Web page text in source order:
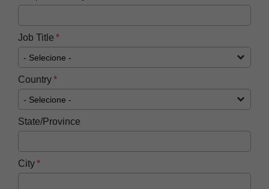
Job Title
Country
State/Province
City